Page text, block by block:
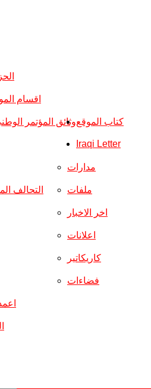
وثائق المؤتمر
اقسام
التحالف
مدارات
ملفات
اخر الاخبار
اعلانات
كاريكاتير
فضاءات
كتاب الموقع
Iraqi Letter